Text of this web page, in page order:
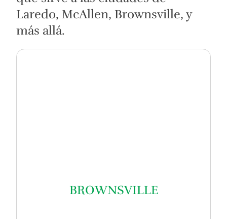
Laredo, McAllen, Brownsville, y
más allá.
BROWNSVILLE